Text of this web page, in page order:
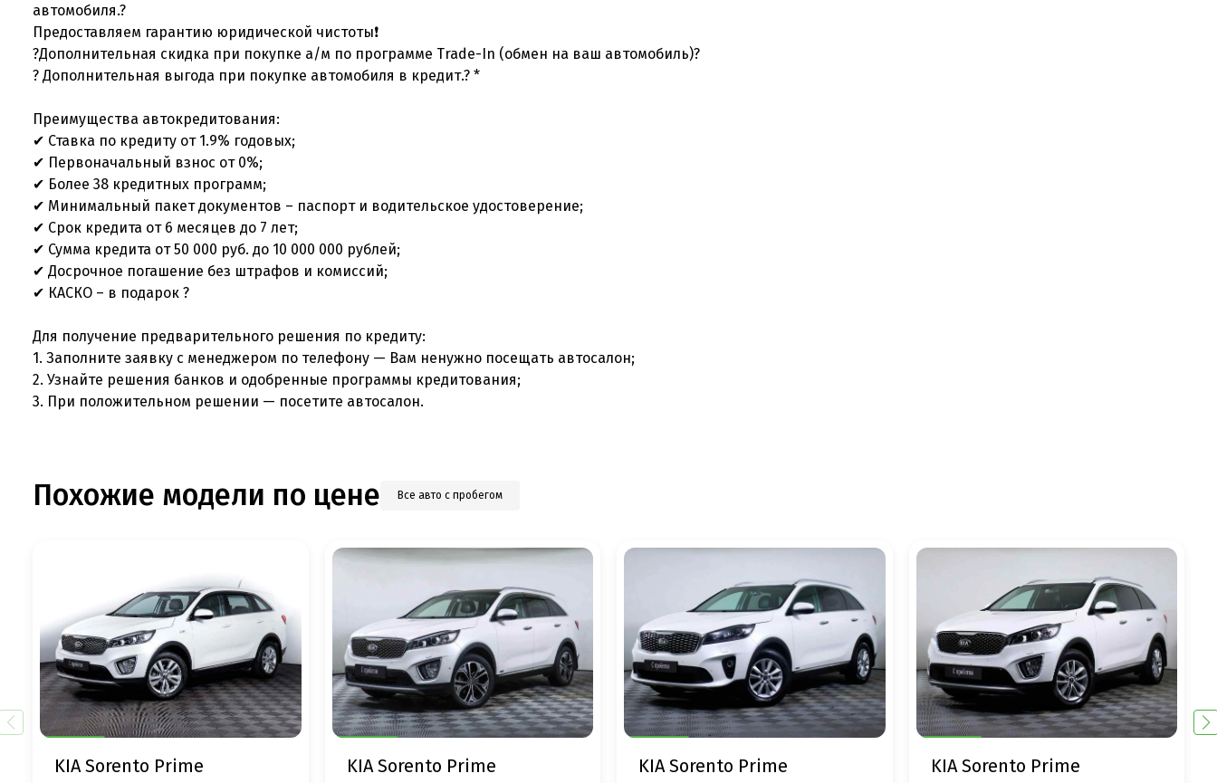
автомобиля.?
Предоставляем гарантию юридической чистоты❗
?Дополнительная скидка при покупке а/м по программе Trade-In (обмен на ваш автомобиль)?
? Дополнительная выгода при покупке автомобиля в кредит.? *
Преимущества автокредитования:
✔ Ставка по кредиту от 1.9% годовых;
✔ Первоначальный взнос от 0%;
✔ Более 38 кредитных программ;
✔ Минимальный пакет документов – паспорт и водительское удостоверение;
✔ Срок кредита от 6 месяцев до 7 лет;
✔ Сумма кредита от 50 000 руб. до 10 000 000 рублей;
✔ Досрочное погашение без штрафов и комиссий;
✔ КАСКО – в подарок ?
Для получение предварительного решения по кредиту:
1. Заполните заявку с менеджером по телефону — Вам ненужно посещать автосалон;
2. Узнайте решения банков и одобренные программы кредитования;
3. При положительном решении — посетите автосалон.
Похожие модели по цене Все авто с пробегом
KIA Sorento Prime KIA Sorento Prime KIA Sorento Prime KIA Sorento Prime